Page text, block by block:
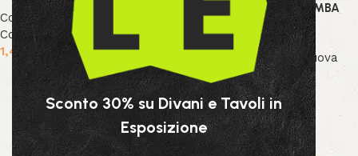
Sconto 30% su Divani e Tavoli in
Esposizione
Collezione Bizzotto
Collezione
Tavoli
1,409.00
€
Aggiungi al carrello
TAVOLO MAY RETT GAMBA
BIANCO 160X90
Collezione Bizzotto
Nuova
Collezione,Tavoli
359.99
Aggiungi al carrello